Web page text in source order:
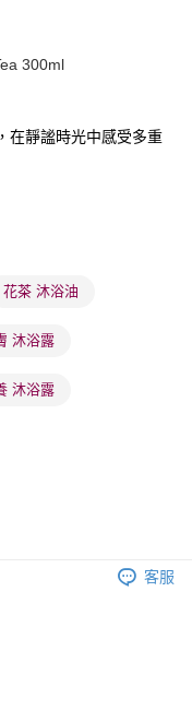
費
至SF順豐速運或京東
費
5個工作天到店，3天內
5個工作天到店，3天內
300ml
在靜謐時光中感受多重
花茶 沐浴油
沐浴露
沐浴露
客服